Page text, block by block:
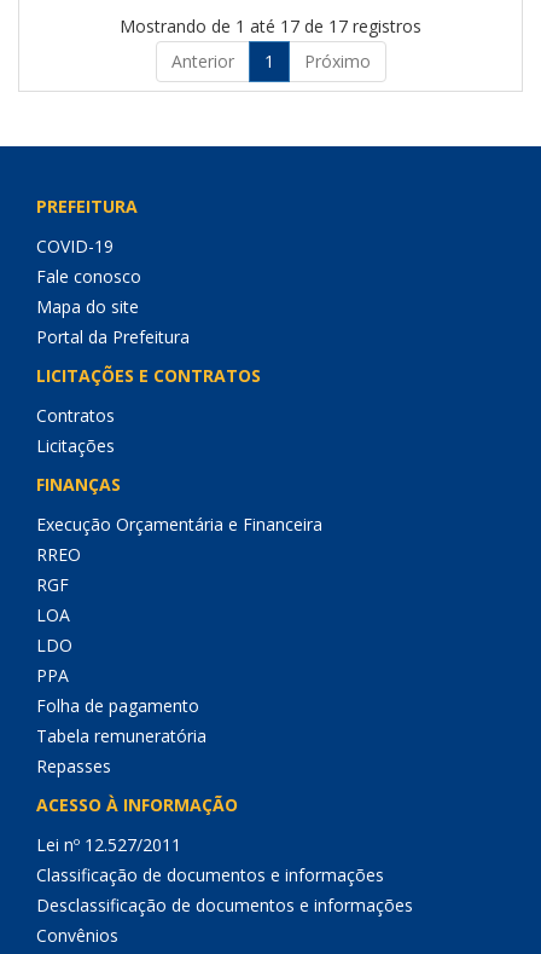
Mostrando de 1 até 17 de 17 registros
Anterior
1 Próximo
PREFEITURA
COVID-19
Fale conosco
Mapa do site
Portal da Prefeitura
LICITAÇÕES E CONTRATOS
Contratos
Licitações
FINANÇAS
Execução Orçamentária e Financeira
RREO
RGF
LOA
LDO
PPA
Folha de pagamento
Tabela remuneratória
Repasses
ACESSO À INFORMAÇÃO
Lei nº 12.527/2011
Classificação de documentos e informações
Desclassificação de documentos e informações
Convênios